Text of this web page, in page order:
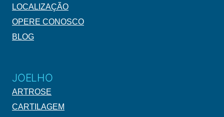
LOCALIZAÇÃO
OPERE CONOSCO
BLOG
JOELHO
ARTROSE
CARTILAGEM